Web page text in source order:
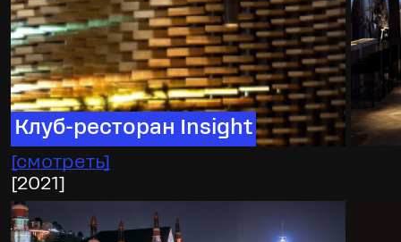
Клуб-ресторан Insight
[смотреть]
[2021]